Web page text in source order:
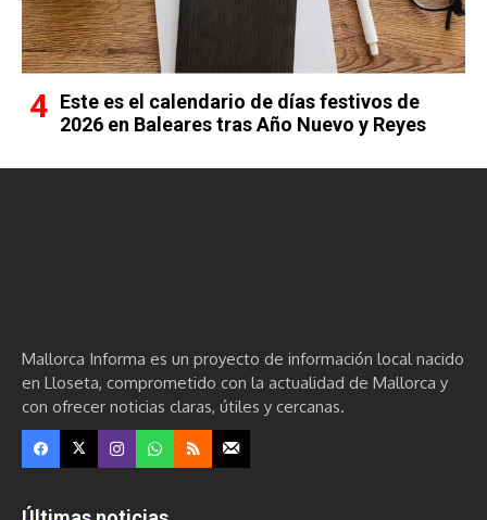
Este es el calendario de días festivos de
2026 en Baleares tras Año Nuevo y Reyes
Mallorca Informa es un proyecto de información local nacido
en Lloseta, comprometido con la actualidad de Mallorca y
con ofrecer noticias claras, útiles y cercanas.